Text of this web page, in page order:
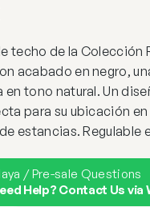
techo de la Colección
acabado en negro,
en tono natural. Un
para su ubicación
estancias. Regulable
/ Pre-sale Questions
Help? Contact Us via